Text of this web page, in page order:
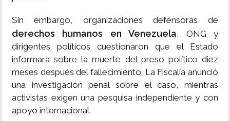
Sin embargo, organizaciones defensoras de
derechos humanos en Venezuela, ONG y
dirigentes políticos cuestionaron que el Estado
informara sobre la muerte del preso político diez
meses después del fallecimiento. La Fiscalía anunció
una investigación penal sobre el caso, mientras
activistas exigen una pesquisa independiente y con
apoyo internacional.